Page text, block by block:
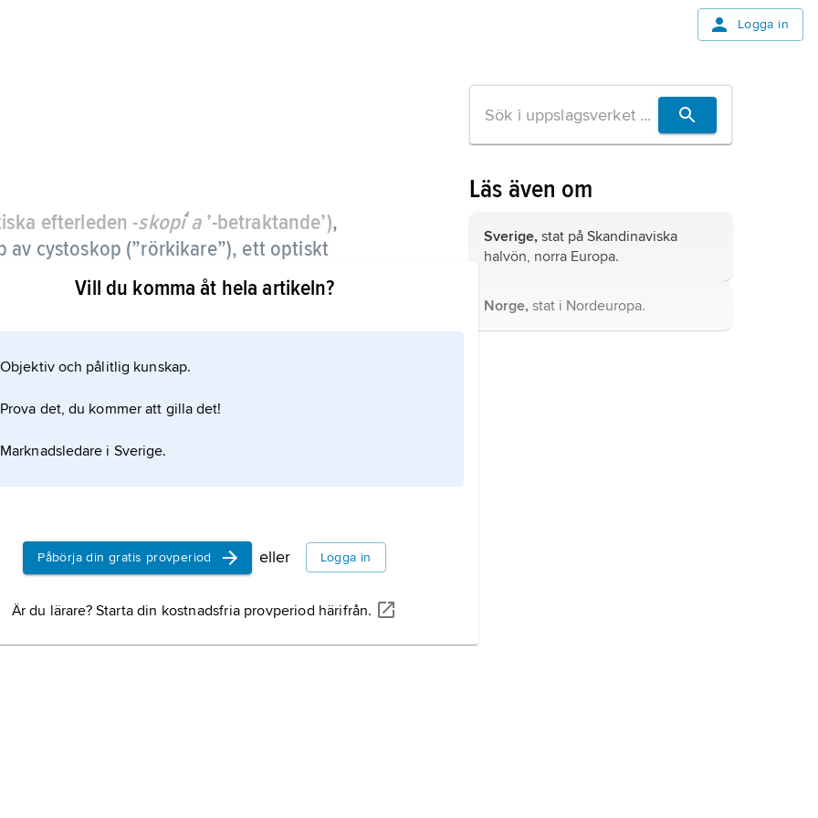
Logga in
efterleden -skopiʹa’-betraktande’),
av cystoskop (”rörkikare”), ett optiskt
förs in i blåsan.
för att påvisa eller utesluta sjukdomar i
konstruerades av tysken Max Nitze
Leiter. En primitiv modell visades 1877. Det 1879
inre och var försett med ett linssystem som
Vill du komma åt hela artikeln?
Objektiv och pålitlig kunskap.
Prova det, du kommer att gilla det!
Marknadsledare i Sverige.
Påbörja din gratis provperiod eller Logga in
Är du lärare? Starta din kostnadsfria provperiod härifrån.
Läs även om
Sverige, stat på Skandinaviska
halvön, norra Europa.
Norge, stat i Nordeuropa.